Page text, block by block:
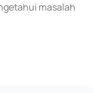
masalah